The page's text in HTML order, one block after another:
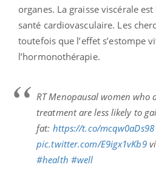
organes. La graisse viscérale
santé cardiovasculaire. Les
toutefois que l’effet s’estompe
l’hormonothérapie.
RT Menopausal women who
treatment are less likely to
fat: https://t.co/mcqw0aDs98
pic.twitter.com/E9igx1vKb9
#health #well